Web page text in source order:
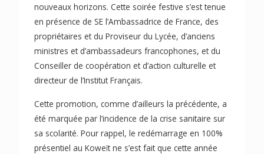
nouveaux horizons. Cette soirée festive s’est tenue
en présence de SE l’Ambassadrice de France, des
propriétaires et du Proviseur du Lycée, d’anciens
ministres et d’ambassadeurs francophones, et du
Conseiller de coopération et d’action culturelle et
directeur de l’Institut Français.
Cette promotion, comme d’ailleurs la précédente, a
été marquée par l’incidence de la crise sanitaire sur
sa scolarité. Pour rappel, le redémarrage en 100%
présentiel au Koweït ne s’est fait que cette année